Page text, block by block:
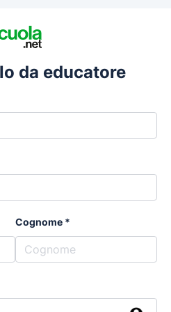
da educatore
Cognome